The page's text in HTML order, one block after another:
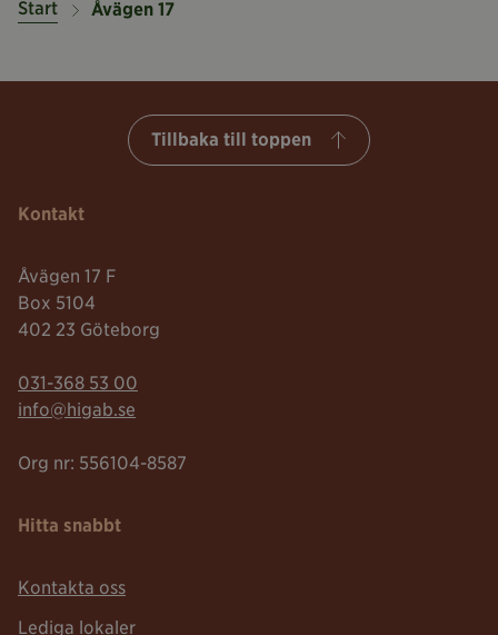
Start Åvägen 17
Tillbaka till toppen
Kontakt
Åvägen 17 F
Box 5104
402 23 Göteborg
Telefonnummer:
031-368 53 00
Mailadress:
info@higab.se
Org nr: 556104-8587
Hitta snabbt
Kontakta oss
Lediga lokaler